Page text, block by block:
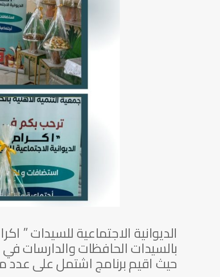
بالسيدات الحافظات والدارسات في
حيث اقيم برنامج اشتمل على عدد